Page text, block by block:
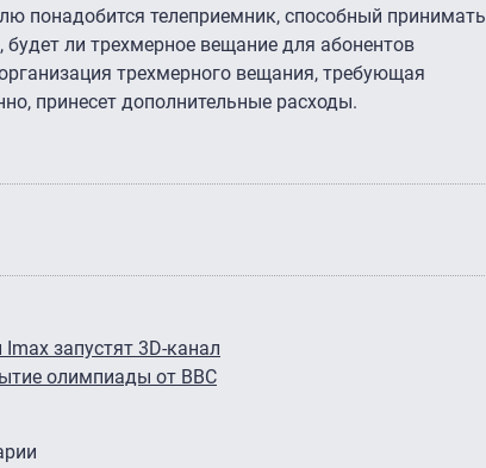
понадобится телеприемник, способный принимать
ли трехмерное вещание для абонентов
трехмерного вещания, требующая
принесет дополнительные расходы.
Imax запустят 3D-канал
олимпиады от BBC